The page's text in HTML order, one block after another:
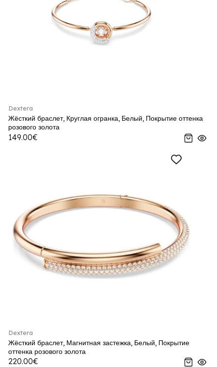
Dextera
Жёсткий браслет, Круглая огранка, Белый, Покрытие оттенка
розового золота
149.00€
Dextera
Жёсткий браслет, Магнитная застежка, Белый, Покрытие
оттенка розового золота
220.00€